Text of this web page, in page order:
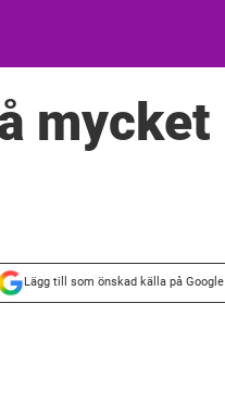
mycket
Lägg till som önskad källa på Google